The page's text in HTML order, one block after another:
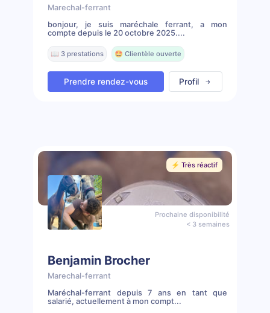
Marechal-ferrant
bonjour, je suis maréchale ferrant, a mon
compte depuis le 20 octobre 2025....
📖 3 prestations 🤩 Clientèle ouverte
Prendre rendez-vous Profil
⚡️ Très réactif
Prochaine disponibilité
< 3 semaines
Benjamin Brocher
Marechal-ferrant
Maréchal-ferrant depuis 7 ans en tant que
salarié, actuellement à mon compt...